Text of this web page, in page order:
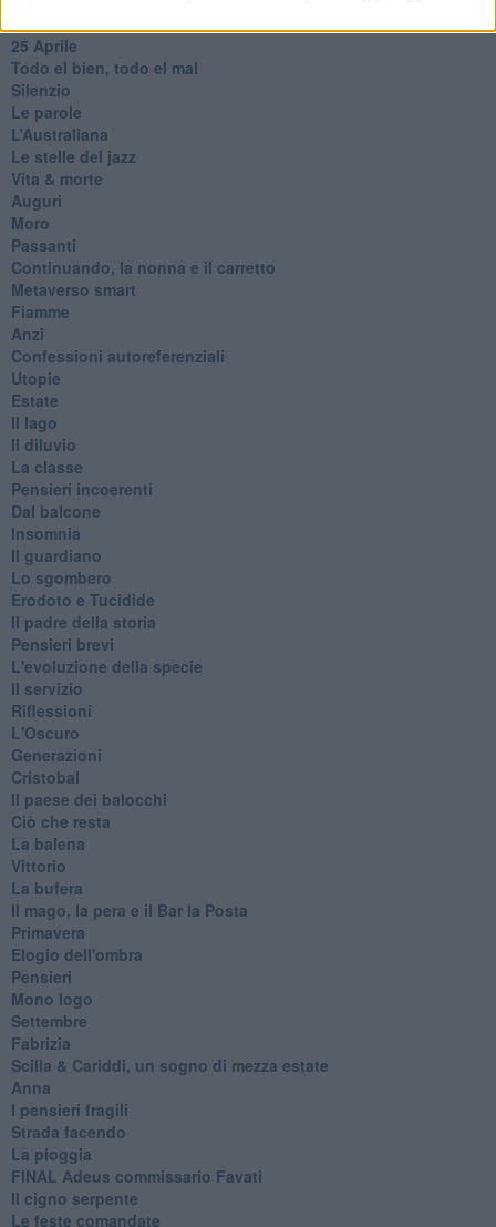
25 Aprile
Todo el bien, todo el mal
Silenzio
Le parole
​L’Australiana
Le stelle del jazz
Vita & morte
Auguri
Moro
Passanti
Continuando, la nonna e il carretto
Metaverso smart
Fiamme
Anzi
Confessioni autoreferenziali
Utopie
Estate
Il lago
Il diluvio
La classe
Pensieri incoerenti
Dal balcone
Insomnia
Il guardiano
Lo sgombero
Erodoto e Tucidide
Il padre della storia
Pensieri brevi
L'evoluzione della specie
Il servizio
Riflessioni
L'Oscuro
Generazioni
Cristobal
Il paese dei balocchi
Ciò che resta
La balena
Vittorio
La bufera
Il mago, la pera e il Bar la Posta
Primavera
Elogio dell'ombra
Pensieri
Mono logo
Settembre
Fabrizia
​Scilla & Cariddi, un sogno di mezza estate
Anna
I pensieri fragili
Strada facendo
La pioggia
FINAL Adeus commissario Favati
Il cigno serpente
Le feste comandate